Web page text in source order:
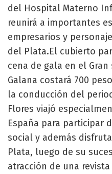
del Hospital Materno
reunirá a importantes
empresarios y
del Plata.El cubierto
cena de gala en el
Galana costará 700
la conducción del
Flores viajó
España para participar
social y además
Plata, luego de su
atracción de una